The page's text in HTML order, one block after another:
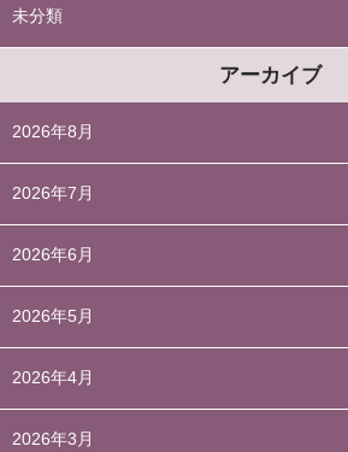
未分類
アーカイブ
2026年8月
2026年7月
2026年6月
2026年5月
2026年4月
2026年3月